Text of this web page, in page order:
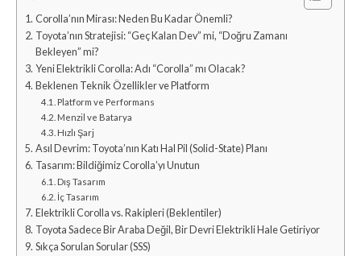
Corolla’nın Mirası: Neden Bu Kadar Önemli?
Toyota’nın Stratejisi: “Geç Kalan Dev” mi, “Doğru Zamanı
Bekleyen” mi?
Yeni Elektrikli Corolla: Adı “Corolla” mı Olacak?
Beklenen Teknik Özellikler ve Platform
Platform ve Performans
Menzil ve Batarya
Hızlı Şarj
Asıl Devrim: Toyota’nın Katı Hal Pil (Solid-State) Planı
Tasarım: Bildiğimiz Corolla’yı Unutun
Dış Tasarım
İç Tasarım
Elektrikli Corolla vs. Rakipleri (Beklentiler)
Toyota Sadece Bir Araba Değil, Bir Devri Elektrikli Hale Getiriyor
Sıkça Sorulan Sorular (SSS)